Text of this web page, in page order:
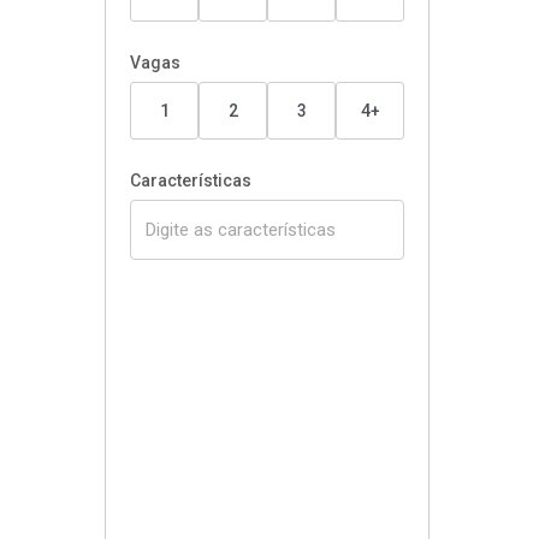
Vagas
1 2 3 4+
Características